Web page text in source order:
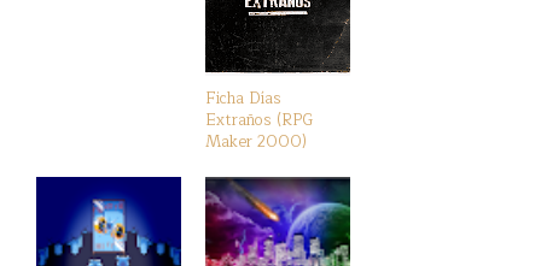
Ficha Días
Extraños (RPG
Maker 2000)